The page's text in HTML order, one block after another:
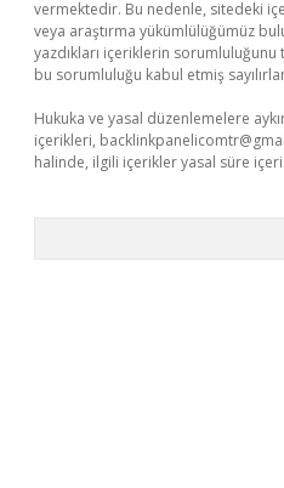
vermektedir. Bu nedenle, sitedeki
veya araştırma yükümlülüğümüz
yazdıkları içeriklerin
bu sorumluluğu kabul etmiş
Hukuka ve yasal düzenlemelere
içerikleri,
halinde, ilgili içerikler yasal süre